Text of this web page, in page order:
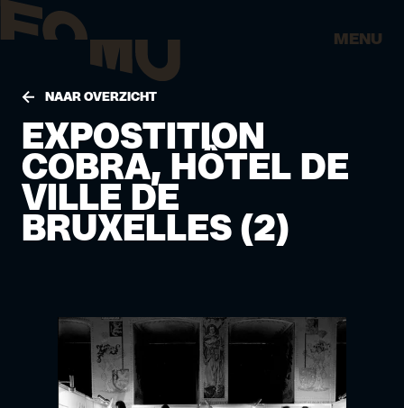
MENU
NAAR OVERZICHT
EXPOSTITION
COBRA, HÔTEL DE
VILLE DE
BRUXELLES (2)